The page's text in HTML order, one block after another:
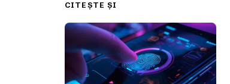
CITEȘTE ȘI